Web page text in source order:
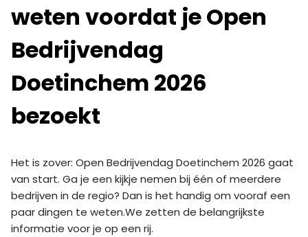
weten voordat je Open
Bedrijvendag
Doetinchem 2026
bezoekt
Het is zover: Open Bedrijvendag Doetinchem 2026 gaat
van start. Ga je een kijkje nemen bij één of meerdere
bedrijven in de regio? Dan is het handig om vooraf een
paar dingen te weten.We zetten de belangrijkste
informatie voor je op een rij.